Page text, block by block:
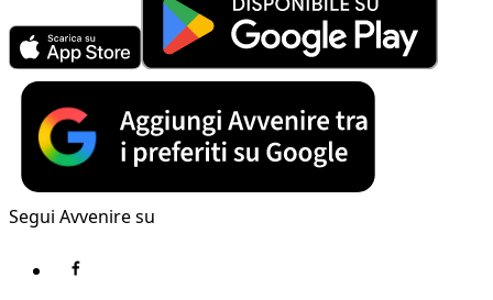
Segui Avvenire su